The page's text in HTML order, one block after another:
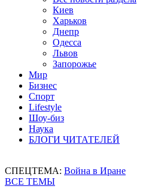
Киев
Харьков
Днепр
Одесса
Львов
Запорожье
Мир
Бизнес
Спорт
Lifestyle
Шоу-биз
Наука
БЛОГИ ЧИТАТЕЛЕЙ
СПЕЦТЕМА: Война в Иране
ВСЕ ТЕМЫ